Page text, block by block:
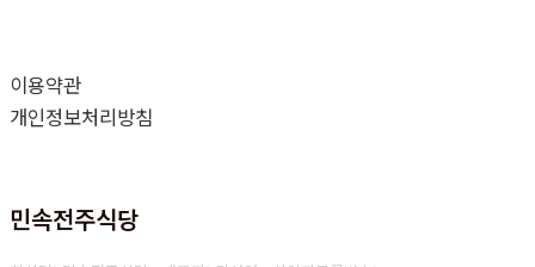
이용약관
개인정보처리방침
민속전주식당